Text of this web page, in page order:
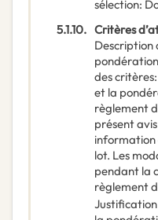
sélection:
5.1.10. Critères
Description
des critères:
et la
règlement
présent
information
lot. Les
pendant la
règlement
Justification